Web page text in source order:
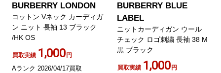
BURBERRY LONDON
コットン Vネック カーディガ
ン ニット 長袖 13 ブラック
/HK OS
買取実績 1,000円
Aランク 2026/04/17買取
BURBERRY BLUE
LABEL
ニットカーディガン ウール
チェック ロゴ刺繍 長袖 38 M
黒 ブラック
買取実績 1,000円